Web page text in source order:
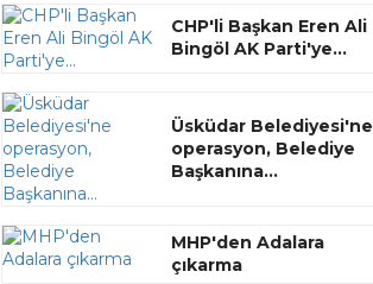
CHP'li Başkan Eren Ali
Bingöl AK Parti'ye...
Üsküdar Belediyesi'ne
operasyon, Belediye
Başkanına...
MHP'den Adalara
çıkarma